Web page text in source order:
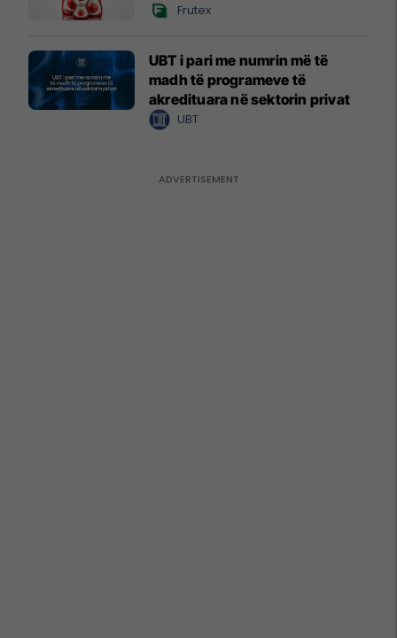
Frutex
UBT i pari me numrin më të
madh të programeve të
akredituara në sektorin privat
UBT